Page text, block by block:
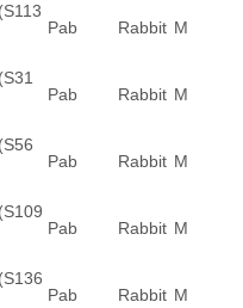
Pab Rabbit M
Pab Rabbit M
Pab Rabbit M
Pab Rabbit M
Pab Rabbit M